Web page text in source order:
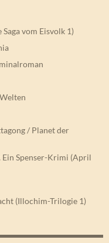
vom Eisvolk 1)
/ Planet der
Spenser-Krimi (April
(Illochim-Trilogie 1)